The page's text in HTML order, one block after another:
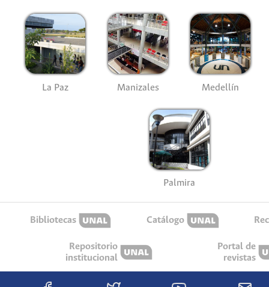
La Paz Manizales Medellín
Palmira
Bibliotecas Catálogo
Repositorio
institucional
Portal de
revistas